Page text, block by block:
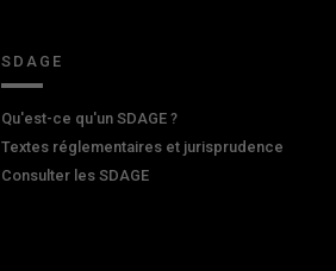
SDAGE
Qu'est-ce qu'un SDAGE ?
Textes réglementaires et jurisprudence
Consulter les SDAGE